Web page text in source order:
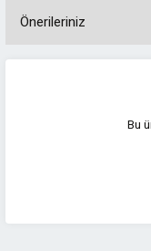
Önerileriniz
Görüş ve önerileriniz
Ürün resmi
Ürün
Bu